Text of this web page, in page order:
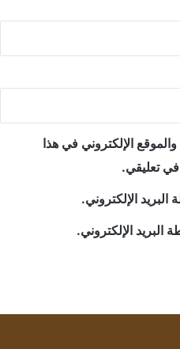
الإلكتروني في هذا
في تعليقي.
البريد الإلكتروني.
البريد الإلكتروني.